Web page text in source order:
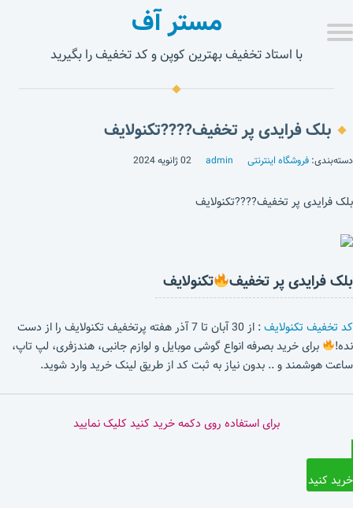
مستر آف
با استاد تخفیف بهترین کوپن و کد تخفیف را بگیرید
بلک فرایدی پر تخفیف????تکنولایف
دسته‌بندی: فروشگاه اینترنتی admin 02 ژانویه 2024
بلک فرایدی پر تخفیف????تکنولایف
بلک فرایدی پر تخفیف تکنولایف
کد تخفیف تکنولایف
: از 30 آبان تا 7 آذر هفته پرتخفیف تکنولایف را از دست
نده!
برای خرید بصرفه انواع گوشی موبایل و لوازم جانبی، هندزفری، لپ تاپ،
ساعت هوشمند و .. بدون نیاز به ثبت کد از طریق لینک خرید وارد شوید.
برای استفاده روی دکمه خرید کنید کلیک نمایید
خرید کنید